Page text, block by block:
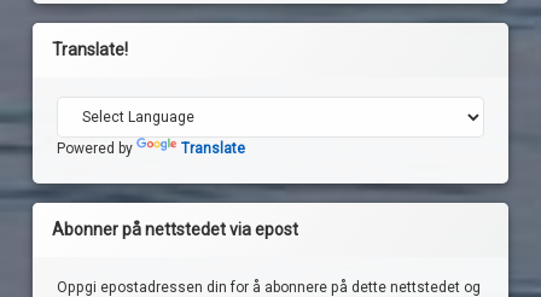
Translate!
Powered by Translate
Abonner på nettstedet via epost
Oppgi epostadressen din for å abonnere på dette nettstedet og